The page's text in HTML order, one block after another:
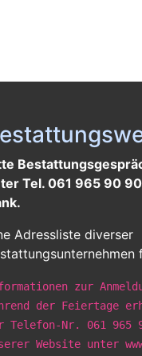
Tel. 061 965 90
Adressliste diverser
zur
der Feiertage
Telefon-Nr. 061 965
Website unter